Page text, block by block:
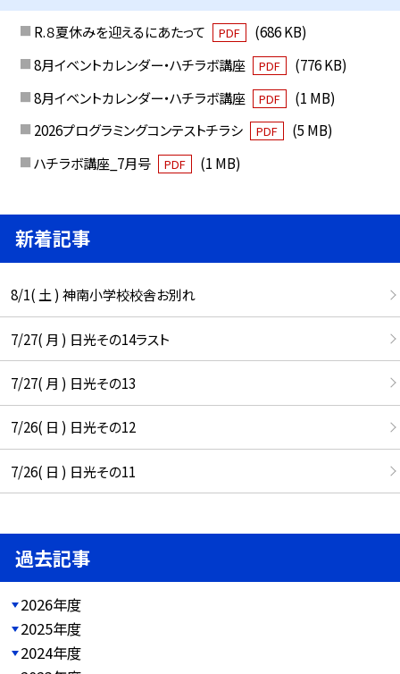
R.８夏休みを迎えるにあたって PDF
(686 KB)
8月イベントカレンダー・ハチラボ講座
PDF
(776 KB)
8月イベントカレンダー・ハチラボ講座
PDF
(1 MB)
2026プログラミングコンテストチラシ
PDF
(5 MB)
ハチラボ講座_7月号
PDF (1 MB)
新着記事
8/1( 土 ) 神南小学校校舎お別れ
7/27( 月 ) 日光その14ラスト
7/27( 月 ) 日光その13
7/26( 日 ) 日光その12
7/26( 日 ) 日光その11
過去記事
2026年度
2025年度
2024年度